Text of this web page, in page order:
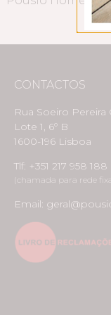
CONTACTOS
Rua Soeiro Pereira
Lote 1, 6º B
1600-196 Lisboa
Tlf: +351 217 958 188
(chamada para rede
Email: